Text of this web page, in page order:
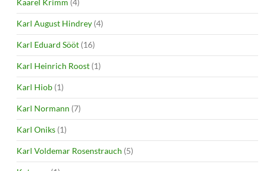
Kaarel Krimm (4)
Karl August Hindrey (4)
Karl Eduard Sööt (16)
Karl Heinrich Roost (1)
Karl Hiob (1)
Karl Normann (7)
Karl Oniks (1)
Karl Voldemar Rosenstrauch (5)